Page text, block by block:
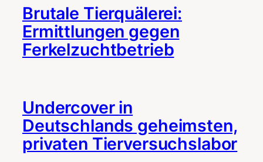
Brutale Tierquälerei:
Ermittlungen gegen
Ferkelzuchtbetrieb
Undercover in
Deutschlands geheimsten,
privaten Tierversuchslabor